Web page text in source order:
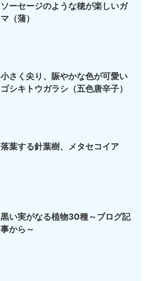
ソーセージのような穂が楽しいガ
マ（蒲）
小さく尖り、賑やかな色が可愛い
ゴシキトウガラシ（五色唐辛子）
落葉する針葉樹、メタセコイア
黒い実がなる植物30種～ブログ記
事から～